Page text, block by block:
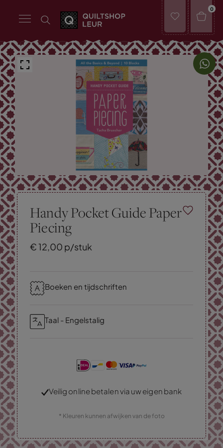
0
Handy Pocket Guide Paper
Piecing
€12,00 p/stuk
Boeken en tijdschriften
Taal - Engelstalig
Veilig online betalen via uw eigen bank
* Kleuren kunnen afwijken van de foto